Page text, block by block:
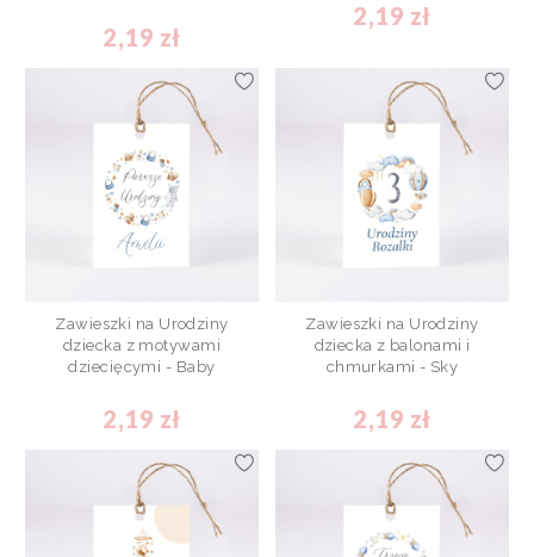
2,19 zł
2,19 zł
Zawieszki na Urodziny
dziecka z motywami
dziecięcymi - Baby
2,19 zł
Zawieszki na Urodziny
dziecka z balonami i
chmurkami - Sky
2,19 zł